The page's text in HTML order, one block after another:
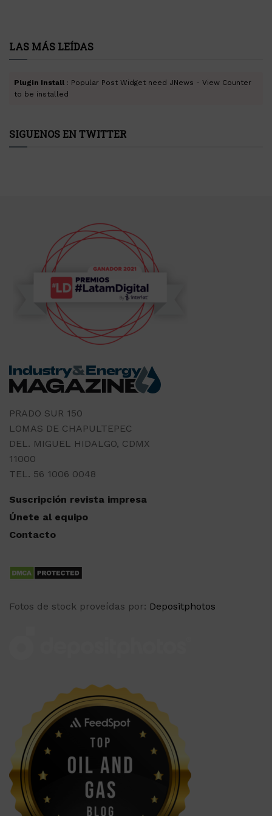
LAS MÁS LEÍDAS
Plugin Install : Popular Post Widget need JNews - View Counter
to be installed
SIGUENOS EN TWITTER
PRADO SUR 150
LOMAS DE CHAPULTEPEC
DEL. MIGUEL HIDALGO, CDMX
11000
TEL. 56 1006 0048
Suscripción revista impresa
Únete al equipo
Contacto
Fotos de stock proveídas por: Depositphotos